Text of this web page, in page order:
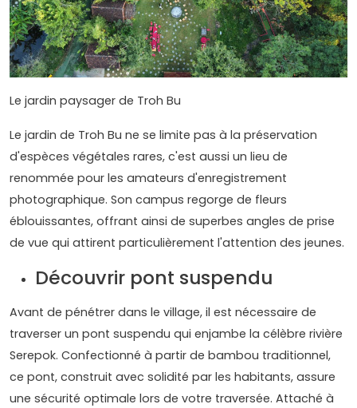
Le jardin paysager de Troh Bu
Le jardin de Troh Bu ne se limite pas à la préservation
d'espèces végétales rares, c'est aussi un lieu de
renommée pour les amateurs d'enregistrement
photographique. Son campus regorge de fleurs
éblouissantes, offrant ainsi de superbes angles de prise
de vue qui attirent particulièrement l'attention des jeunes.
Découvrir pont suspendu
Avant de pénétrer dans le village, il est nécessaire de
traverser un pont suspendu qui enjambe la célèbre rivière
Serepok. Confectionné à partir de bambou traditionnel,
ce pont, construit avec solidité par les habitants, assure
une sécurité optimale lors de votre traversée. Attaché à